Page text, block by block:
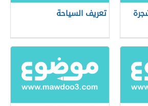
تعريف السياحة